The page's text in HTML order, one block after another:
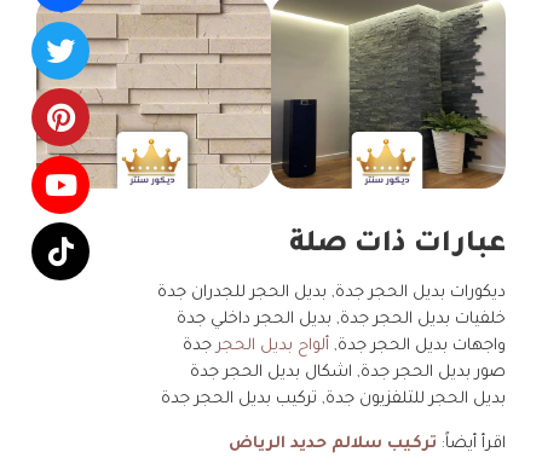
عبارات ذات صلة
ديكورات بديل الحجر جدة, بديل الحجر للجدران جدة
خلفيات بديل الحجر جدة, بديل الحجر داخلي جدة
واجهات بديل الحجر جدة, ألواح بديل الحجر جدة
صور بديل الحجر جدة, اشكال بديل الحجر جدة
بديل الحجر للتلفزيون جدة, تركيب بديل الحجر جدة
اقرأ أيضاً: تركيب سلالم حديد الرياض